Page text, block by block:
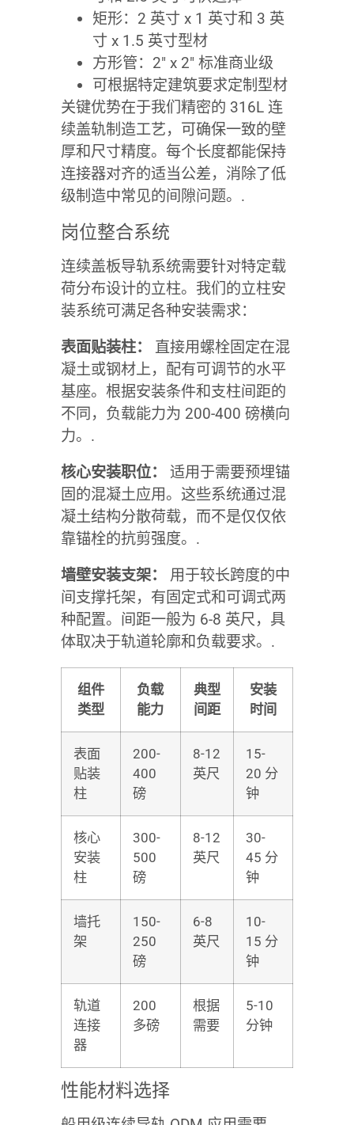
矩形：2 英寸 x 1 英寸和 3 英
寸 x 1.5 英寸型材
方形管：2″ x 2″ 标准商业级
可根据特定建筑要求定制型材
关键优势在于我们精密的 316L 连
续盖轨制造工艺，可确保一致的壁
厚和尺寸精度。每个长度都能保持
连接器对齐的适当公差，消除了低
级制造中常见的间隙问题。.
岗位整合系统
连续盖板导轨系统需要针对特定载
荷分布设计的立柱。我们的立柱安
装系统可满足各种安装需求：
表面贴装柱：
直接用螺栓固定在混
凝土或钢材上，配有可调节的水平
基座。根据安装条件和支柱间距的
不同，负载能力为 200-400 磅横向
力。.
核心安装职位：
适用于需要预埋锚
固的混凝土应用。这些系统通过混
凝土结构分散荷载，而不是仅仅依
靠锚栓的抗剪强度。.
墙壁安装支架：
用于较长跨度的中
间支撑托架，有固定式和可调式两
种配置。间距一般为 6-8 英尺，具
体取决于轨道轮廓和负载要求。.
组件
类型
负载
能力
典型
间距
安装
时间
表面
贴装
柱
200-
400
磅
8-12
英尺
15-
20 分
钟
核心
安装
柱
300-
500
磅
8-12
英尺
30-
45 分
钟
墙托
架
150-
250
磅
6-8
英尺
10-
15 分
钟
轨道
连接
器
200
多磅
根据
需要
5-10
分钟
性能材料选择